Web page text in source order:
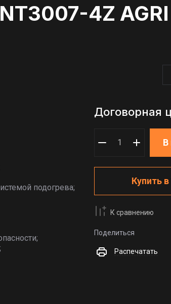
4Z AGRI
подогрева;
Договорная
В
Купить
К сравнению
Поделиться
Распечатать